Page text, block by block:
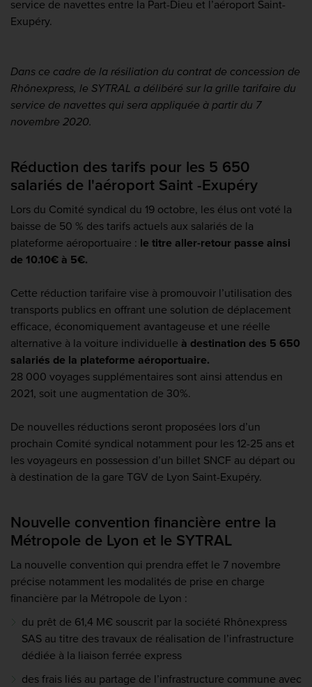
service de navettes entre la Part-Dieu et l’aéroport Saint-
Exupéry.
Dans ce cadre de la résiliation du contrat de concession de
Rhônexpress, le SYTRAL a délibéré sur la grille tarifaire du
service de navettes qui sera appliquée à partir du 7
novembre 2020.
Réduction des tarifs pour les 5 650
salariés de l'aéroport Saint -Exupéry
Lors du Comité syndical du 19 octobre, les élus ont voté la
baisse de 50 % des tarifs actuels aux salariés de la
plateforme aéroportuaire : le titre aller-retour passe ainsi
de 10.10€ à 5€.
Cette réduction tarifaire vise à promouvoir l’utilisation des
transports publics en offrant une solution de déplacement
efficace, économiquement avantageuse et une réelle
alternative à la voiture individuelle à destination des 5 650
salariés de la plateforme aéroportuaire.
28 000 voyages supplémentaires sont ainsi attendus en
2021, soit une augmentation de 30%.
De nouvelles réductions seront proposées lors d’un
prochain Comité syndical notamment pour les 12-25 ans et
les voyageurs en possession d’un billet SNCF au départ ou
à destination de la gare TGV de Lyon Saint-Exupéry.
Nouvelle convention financière entre la
Métropole de Lyon et le SYTRAL
La nouvelle convention qui prendra effet le 7 novembre
précise notamment les modalités de prise en charge
financière par la Métropole de Lyon :
du prêt de 61,4 M€ souscrit par la société Rhônexpress
SAS au titre des travaux de réalisation de l’infrastructure
dédiée à la liaison ferrée express
des frais liés au partage de l’infrastructure commune avec